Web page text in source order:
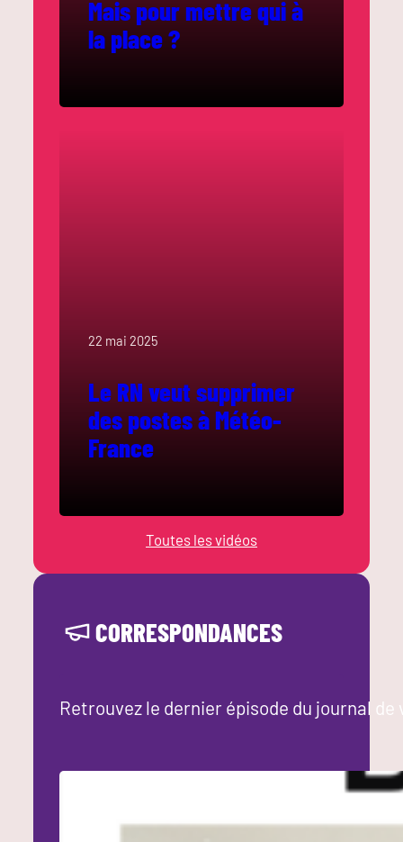
Mais pour mettre qui à
la place ?
22 mai 2025
Le RN veut supprimer
des postes à Météo-
France
Toutes les vidéos
CORRESPONDANCES
Retrouvez le dernier épisode du journal